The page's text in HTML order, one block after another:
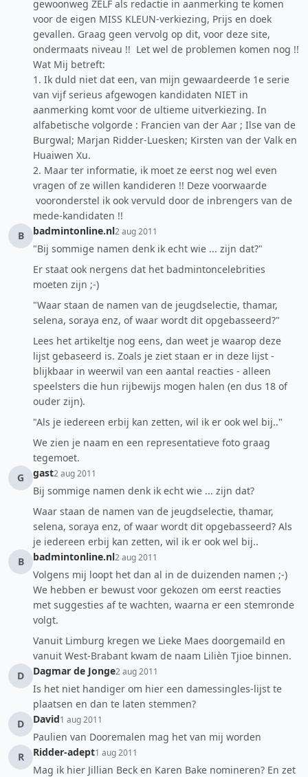
gewoonweg ZELF als redactie in aanmerking te komen
voor de eigen MISS KLEUN-verkiezing, Prijs en doek
gevallen. Graag geen vervolg op dit, voor deze site,
ondermaats niveau !! Let wel de problemen komen nog !!
Wat Mij betreft:
1. Ik duld niet dat een, van mijn gewaardeerde 1e serie
van vijf serieus afgewogen kandidaten NIET in
aanmerking komt voor de ultieme uitverkiezing. In
alfabetische volgorde : Francien van der Aar ; Ilse van de
Burgwal; Marjan Ridder-Luesken; Kirsten van der Valk en
Huaiwen Xu.
2. Maar ter informatie, ik moet ze eerst nog wel even
vragen of ze willen kandideren !! Deze voorwaarde
vooronderstel ik ook vervuld door de inbrengers van de
mede-kandidaten !!
B
badmintonline.nl2 aug 2011
"Bij sommige namen denk ik echt wie ... zijn dat?"
Er staat ook nergens dat het badmintoncelebrities
moeten zijn ;-)
"Waar staan de namen van de jeugdselectie, thamar,
selena, soraya enz, of waar wordt dit opgebasseerd?"
Lees het artikeltje nog eens, dan weet je waarop deze
lijst gebaseerd is. Zoals je ziet staan er in deze lijst -
blijkbaar in weerwil van een aantal reacties - alleen
speelsters die hun rijbewijs mogen halen (en dus 18 of
ouder zijn).
"Als je iedereen erbij kan zetten, wil ik er ook wel bij.."
We zien je naam en een representatieve foto graag
tegemoet.
G
gast2 aug 2011
Bij sommige namen denk ik echt wie ... zijn dat?
Waar staan de namen van de jeugdselectie, thamar,
selena, soraya enz, of waar wordt dit opgebasseerd? Als
je iedereen erbij kan zetten, wil ik er ook wel bij..
B
badmintonline.nl2 aug 2011
Volgens mij loopt het dan al in de duizenden namen ;-)
We hebben er bewust voor gekozen om eerst reacties
met suggesties af te wachten, waarna er een stemronde
volgt.
Vanuit Limburg kregen we Lieke Maes doorgemaild en
vanuit West-Brabant kwam de naam Lilièn Tjioe binnen.
D
Dagmar de Jonge2 aug 2011
Is het niet handiger om hier een damessingles-lijst te
plaatsen en dan te laten stemmen?
D
David1 aug 2011
Paulien van Dooremalen mag het van mij worden
R
Ridder-adept1 aug 2011
Mag ik hier Jillian Beck en Karen Bake nomineren? En zet